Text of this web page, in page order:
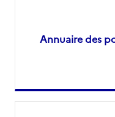
Annuaire des